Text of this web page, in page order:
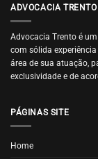
ADVOCACIA TRENTO
Advocacia Trento é
com sólida
área de sua atuação,
exclusividade e de
PÁGINAS SITE
Home